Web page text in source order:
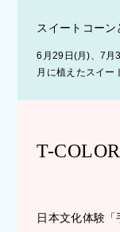
スイートコーン
6月29日(月)、7月
月に植えたスイ
T-COLOR
日本文化体験「